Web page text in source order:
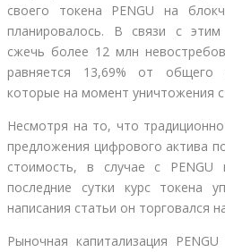
своего токена PENGU на
планировалось. В связи с
сжечь более 12 млн
равняется 13,69% от общего
которые на момент уничтожения
Несмотря на то, что
предложения цифрового актива
стоимость, в случае с
последние сутки курс токена
написания статьи он торговался
Рыночная капитализация